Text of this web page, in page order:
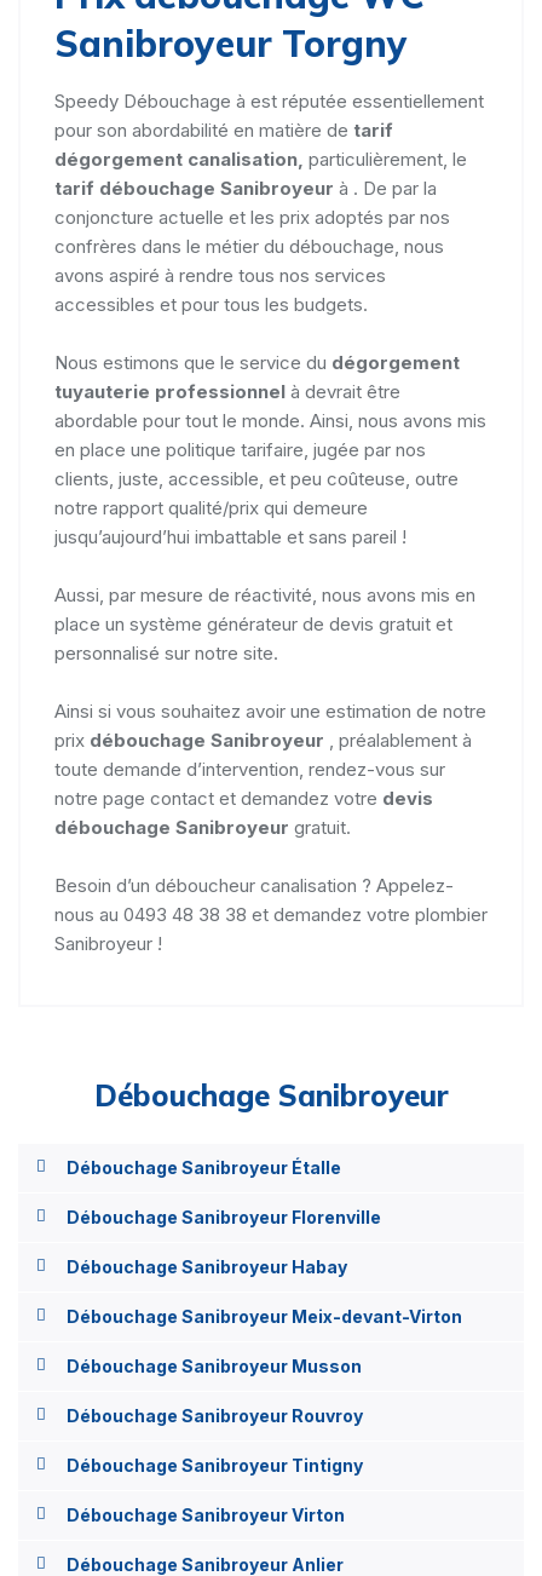
Sanibroyeur Torgny
Speedy Débouchage à est réputée essentiellement
pour son abordabilité en matière de tarif
dégorgement canalisation, particulièrement, le
tarif débouchage Sanibroyeur à . De par la
conjoncture actuelle et les prix adoptés par nos
confrères dans le métier du débouchage, nous
avons aspiré à rendre tous nos services
accessibles et pour tous les budgets.
Nous estimons que le service du dégorgement
tuyauterie professionnel à devrait être
abordable pour tout le monde. Ainsi, nous avons mis
en place une politique tarifaire, jugée par nos
clients, juste, accessible, et peu coûteuse, outre
notre rapport qualité/prix qui demeure
jusqu’aujourd’hui imbattable et sans pareil !
Aussi, par mesure de réactivité, nous avons mis en
place un système générateur de devis gratuit et
personnalisé sur notre site.
Ainsi si vous souhaitez avoir une estimation de notre
prix débouchage Sanibroyeur
, préalablement à
toute demande d’intervention, rendez-vous sur
notre page contact et demandez votre devis
débouchage Sanibroyeur gratuit.
Besoin d’un déboucheur canalisation ? Appelez-
nous au 0493 48 38 38 et demandez votre plombier
Sanibroyeur !
Débouchage Sanibroyeur
Débouchage Sanibroyeur Étalle
Débouchage Sanibroyeur Florenville
Débouchage Sanibroyeur Habay
Débouchage Sanibroyeur Meix-devant-Virton
Débouchage Sanibroyeur Musson
Débouchage Sanibroyeur Rouvroy
Débouchage Sanibroyeur Tintigny
Débouchage Sanibroyeur Virton
Débouchage Sanibroyeur Anlier